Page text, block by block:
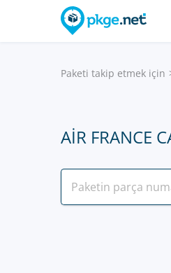
Paketi takip etmek için
AIR FRANCE